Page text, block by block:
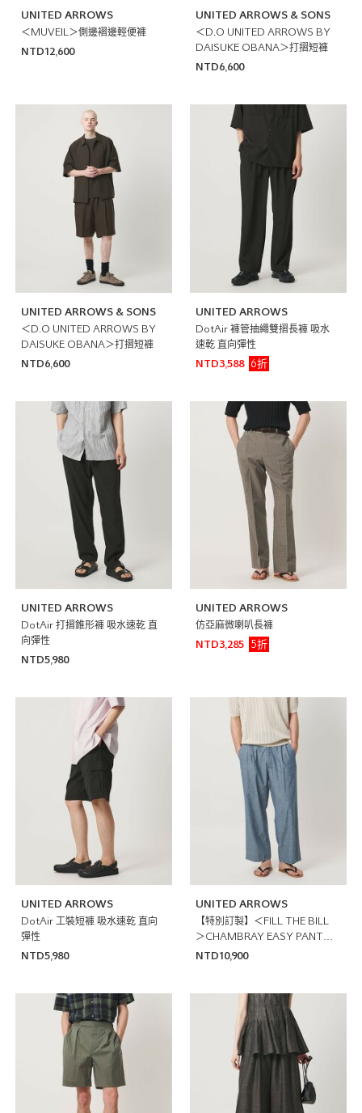
UNITED ARROWS
＜MUVEIL＞側邊褶邊輕便褲
NTD12,600
UNITED ARROWS & SONS
＜D.O UNITED ARROWS BY
DAISUKE OBANA＞打摺短褲
NTD6,600
UNITED ARROWS & SONS
＜D.O UNITED ARROWS BY
DAISUKE OBANA＞打摺短褲
NTD6,600
UNITED ARROWS
DotAir 褲管抽繩雙摺長褲 吸水
速乾 直向彈性
NTD3,588
6折
UNITED ARROWS
DotAir 打摺錐形褲 吸水速乾 直
向彈性
NTD5,980
UNITED ARROWS
仿亞麻微喇叭長褲
NTD3,285
5折
UNITED ARROWS
DotAir 工裝短褲 吸水速乾 直向
彈性
NTD5,980
UNITED ARROWS
【特別訂製】＜FILL THE BILL
＞CHAMBRAY EASY PANTS/
輕便褲 日本製
NTD10,900